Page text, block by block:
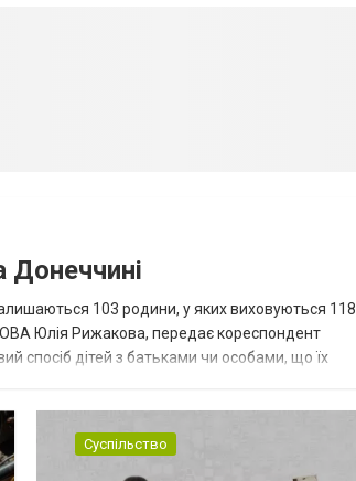
Донеччині
103 родини, у яких виховуються 118
Юлія Рижакова, передає кореспондент
спосіб дітей з батьками чи особами, що їх
Суспільство